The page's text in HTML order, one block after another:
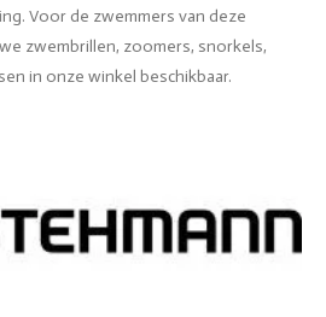
Voor de zwemmers van deze
zwembrillen, zoomers, snorkels,
in onze winkel beschikbaar.